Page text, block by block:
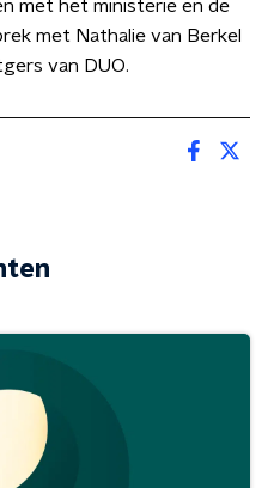
met het ministerie en de
met Nathalie van Berkel
van DUO.